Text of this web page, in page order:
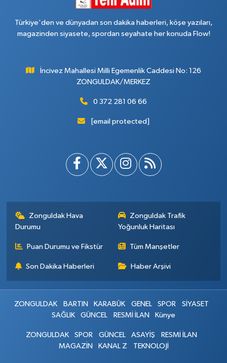
Türkiye'den ve dünyadan son dakika haberleri, köşe yazıları,
magazinden siyasete, spordan seyahate her konuda Flow!
İncivez Mahallesi Milli Egemenlik Caddesi No: 126
ZONGULDAK/MERKEZ
0 372 281 06 66
[email protected]
Zonguldak Hava
Durumu
Zonguldak Trafik
Yoğunluk Haritası
Puan Durumu ve Fikstür Tüm Manşetler
Son Dakika Haberleri Haber Arşivi
ZONGULDAK BARTIN KARABÜK GENEL SPOR
SİYASET
SAĞLIK
GÜNCEL RESMİ İLAN Künye
ZONGULDAK SPOR GÜNCEL ASAYİŞ
RESMİ İLAN
MAGAZİN
KANAL Z TEKNOLOJİ